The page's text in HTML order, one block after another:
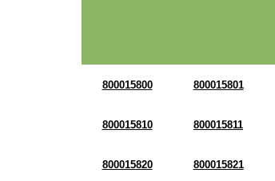
800015800 800015801
800015810 800015811
800015820 800015821